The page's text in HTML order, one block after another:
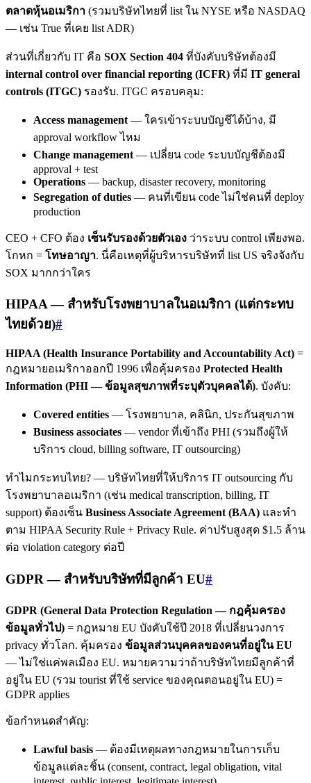
ตลาดหุ้นอเมริกา (รวมบริษัทไทยที่ list ใน NYSE หรือ NASDAQ
— เช่น True ที่เคย list ADR)
ส่วนที่เกี่ยวกับ IT คือ SOX Section 404 ที่บังคับบริษัทต้องมี
internal control over financial reporting (ICFR) ที่มี IT general
controls (ITGC) รองรับ. ITGC ครอบคลุม:
Access management — ใครเข้าระบบบัญชีได้บ้าง, มี
approval workflow ไหม
Change management — เปลี่ยน code ระบบบัญชีต้องมี
approval + test
Operations — backup, disaster recovery, monitoring
Segregation of duties — คนที่เขียน code ไม่ใช่คนที่ deploy
production
CEO + CFO ต้อง เซ็นรับรองด้วยตัวเอง ว่าระบบ control เพียงพอ.
โกหก = โทษอาญา. นี่คือเหตุที่ผู้บริหารบริษัทที่ list US จริงจังกับ
SOX มากกว่าใคร
HIPAA — สำหรับโรงพยาบาลในอเมริกา (แต่กระทบ
ไทยด้วย)#
HIPAA (Health Insurance Portability and Accountability Act) =
กฎหมายอเมริกาออกปี 1996 เพื่อคุ้มครอง Protected Health
Information (PHI — ข้อมูลสุขภาพที่ระบุตัวบุคคลได้). บังคับ:
Covered entities — โรงพยาบาล, คลินิก, ประกันสุขภาพ
Business associates — vendor ที่เข้าถึง PHI (รวมถึงผู้ให้
บริการ cloud, billing software, IT outsourcing)
ทำไมกระทบไทย? — บริษัทไทยที่ให้บริการ IT outsourcing กับ
โรงพยาบาลอเมริกา (เช่น medical transcription, billing, IT
support) ต้องเซ็น Business Associate Agreement (BAA) และทำ
ตาม HIPAA Security Rule + Privacy Rule. ค่าปรับสูงสุด $1.5 ล้าน
ต่อ violation category ต่อปี
GDPR — สำหรับบริษัทที่มีลูกค้า EU#
GDPR (General Data Protection Regulation — กฎคุ้มครอง
ข้อมูลทั่วไป) = กฎหมาย EU บังคับใช้ปี 2018 ที่เปลี่ยนวงการ
privacy ทั่วโลก. คุ้มครอง ข้อมูลส่วนบุคคลของคนที่อยู่ใน EU
— ไม่ใช่แค่พลเมือง EU. หมายความว่าถ้าบริษัทไทยมีลูกค้าที่
อยู่ใน EU (รวม tourist ที่ใช้ service ของคุณตอนอยู่ใน EU) =
GDPR applies
ข้อกำหนดสำคัญ:
Lawful basis — ต้องมีเหตุผลทางกฎหมายในการเก็บ
ข้อมูลแต่ละชิ้น (consent, contract, legal obligation, vital